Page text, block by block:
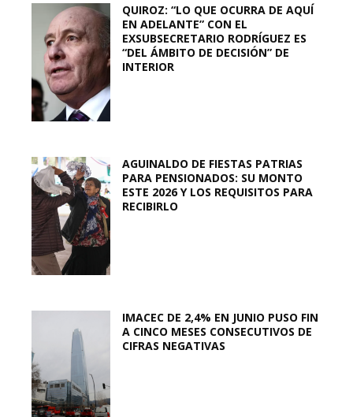
QUIROZ: “LO QUE OCURRA DE AQUÍ
EN ADELANTE” CON EL
EXSUBSECRETARIO RODRÍGUEZ ES
“DEL ÁMBITO DE DECISIÓN” DE
INTERIOR
AGUINALDO DE FIESTAS PATRIAS
PARA PENSIONADOS: SU MONTO
ESTE 2026 Y LOS REQUISITOS PARA
RECIBIRLO
IMACEC DE 2,4% EN JUNIO PUSO FIN
A CINCO MESES CONSECUTIVOS DE
CIFRAS NEGATIVAS